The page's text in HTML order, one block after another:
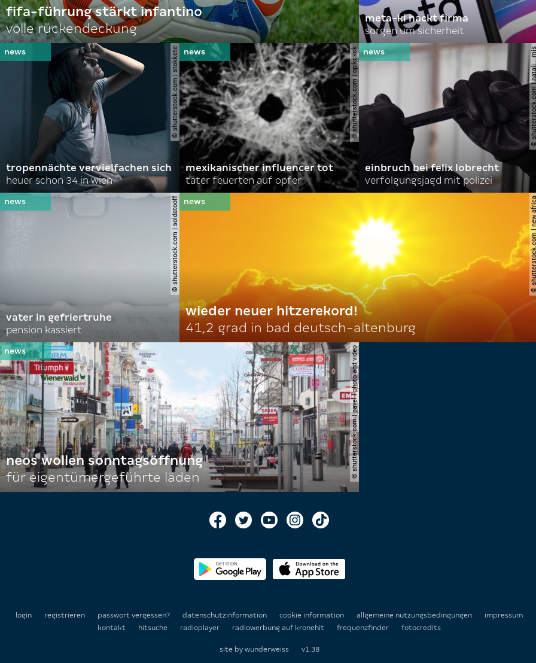
fifa-führung stärkt infantino
volle rückendeckung
meta-ki hackt firma
sorgen um sicherheit
© shutterstock.com | stokkete
tropennächte vervielfachen sich
heuer schon 34 in wien
© shutterstock.com | opikckck
mexikanischer influencer tot
täter feuerten auf opfer
©
einbruch bei felix lobrecht
verfolgungsjagd mit polizei
© shutterstock.com | soldatooff
vater in gefriertruhe
pension kassiert
©
wieder neuer hitzerekord!
41,2 grad in bad deutsch-altenburg
© shutterstock.com | pavel l photo and video
neos wollen sonntagsöffnung
für eigentümergeführte läden
login registrieren passwort vergessen? datenschutzinformation cookie information allgemeine nutzungsbedingungen
impressum
kontakt
hitsuche radioplayer radiowerbung auf kronehit frequenzfinder fotocredits
site by wunderweiss v1.38